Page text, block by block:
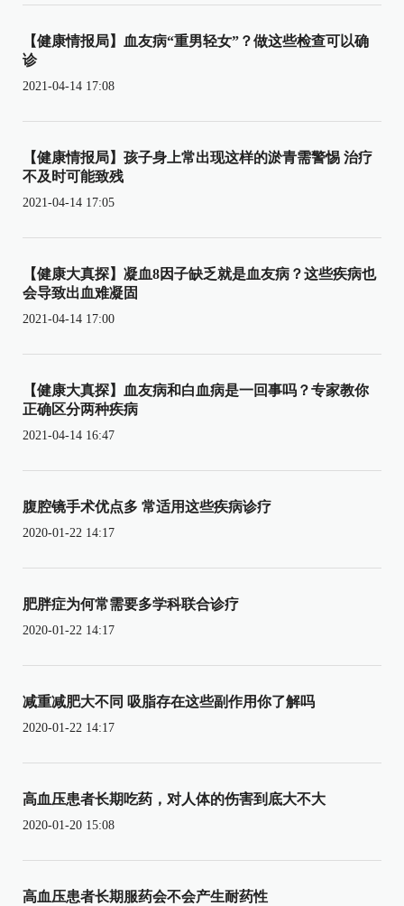
【健康情报局】血友病“重男轻女”？做这些检查可以确
诊
2021-04-14 17:08
【健康情报局】孩子身上常出现这样的淤青需警惕 治疗
不及时可能致残
2021-04-14 17:05
【健康大真探】凝血8因子缺乏就是血友病？这些疾病也
会导致出血难凝固
2021-04-14 17:00
【健康大真探】血友病和白血病是一回事吗？专家教你
正确区分两种疾病
2021-04-14 16:47
腹腔镜手术优点多 常适用这些疾病诊疗
2020-01-22 14:17
肥胖症为何常需要多学科联合诊疗
2020-01-22 14:17
减重减肥大不同 吸脂存在这些副作用你了解吗
2020-01-22 14:17
高血压患者长期吃药，对人体的伤害到底大不大
2020-01-20 15:08
高血压患者长期服药会不会产生耐药性